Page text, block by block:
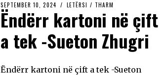
SEPTEMBER 10, 2024 LETËRSI / THARM
Ëndërr kartoni në çift
a tek -Sueton Zhugri
Ëndërr kartoni në çift a tek -Sueton